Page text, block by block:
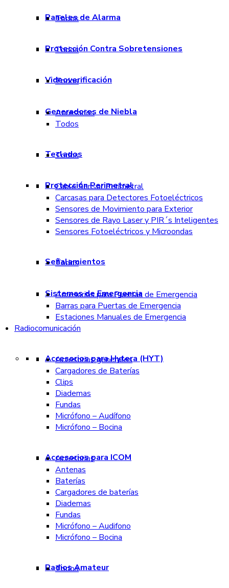
Paneles de Alarma
Todos
Protección Contra Sobretensiones
Todos
Videoverificación
Todos
Generadores de Niebla
Accesorios
Todos
Teclados
Todos
Protección Perimetral
Cable Sensor Perimetral
Carcasas para Detectores Fotoeléctricos
Sensores de Movimiento para Exterior
Sensores de Rayo Laser y PIR´s Inteligentes
Sensores Fotoeléctricos y Microondas
Señalamientos
Todos
Sistemas de Emergencia
Accesorios para Puertas de Emergencia
Barras para Puertas de Emergencia
Estaciones Manuales de Emergencia
Radiocomunicación
Accesorios para Hytera (HYT)
Accesorios generales
Cargadores de Baterías
Clips
Diademas
Fundas
Micrófono – Audífono
Micrófono – Bocina
Accesorios para ICOM
Accesorios
Antenas
Baterías
Cargadores de baterías
Diademas
Fundas
Micrófono – Audifono
Micrófono – Bocina
Radios Amateur
Todos